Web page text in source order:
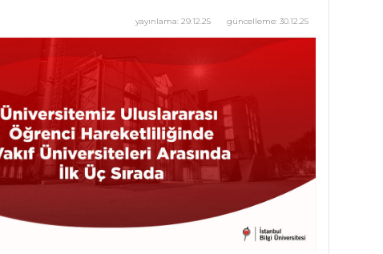
güncelleme: 30.12.25
yayınlama: 29.12.25